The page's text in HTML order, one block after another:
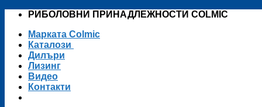
Skip
content
РИБОЛОВНИ ПРИНАДЛЕЖНОСТИ COLMIC
Марката Colmic
Каталози
Дилъри
Лизинг
Видео
Контакти